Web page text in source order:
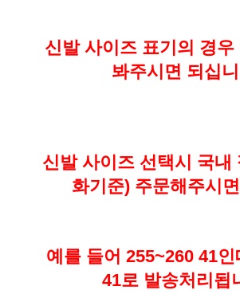
신발 사이즈 표기의 경
봐주시면 되십
신발 사이즈 선택시 국내
화기준) 주문해주시
예를 들어 255~260 41인
41로 발송처리됩